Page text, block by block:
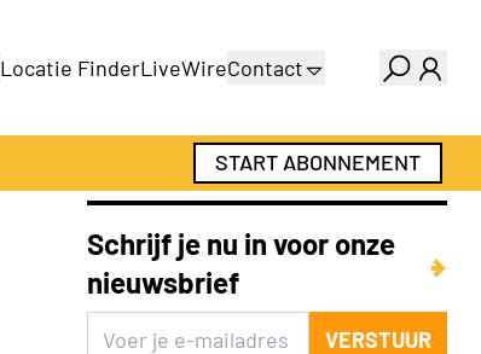
Locatie FinderLiveWireContact
Adverteren
Abonnementen
START ABONNEMENT
Schrijf je nu in voor onze
nieuwsbrief
VERSTUUR